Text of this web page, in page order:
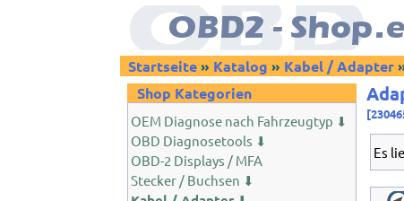
Startseite» Katalog » Kabel / Adapter
Shop Kategorien
OEM Diagnose nach Fahrzeugtyp ⬇
OBD Diagnosetools ⬇
OBD-2 Displays / MFA
Stecker / Buchsen ⬇
Es